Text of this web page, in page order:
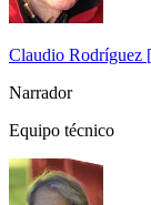
Claudio Rodríguez
Narrador
Equipo técnico